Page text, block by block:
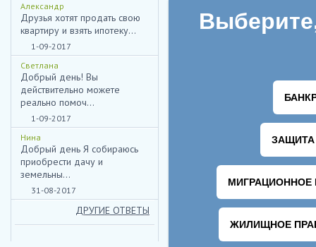
Александр
Друзья хотят продать свою
квартиру и взять ипотеку...
1-09-2017
Светлана
Добрый день! Вы
действительно можете
реально помоч...
1-09-2017
Нина
Добрый день Я собираюсь
приобрести дачу и
земельны...
31-08-2017
ДРУГИЕ ОТВЕТЫ